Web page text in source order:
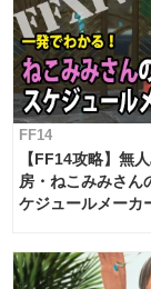
FF14
【FF14攻略】無
房・ねこみみさん
ケジュールメーカ